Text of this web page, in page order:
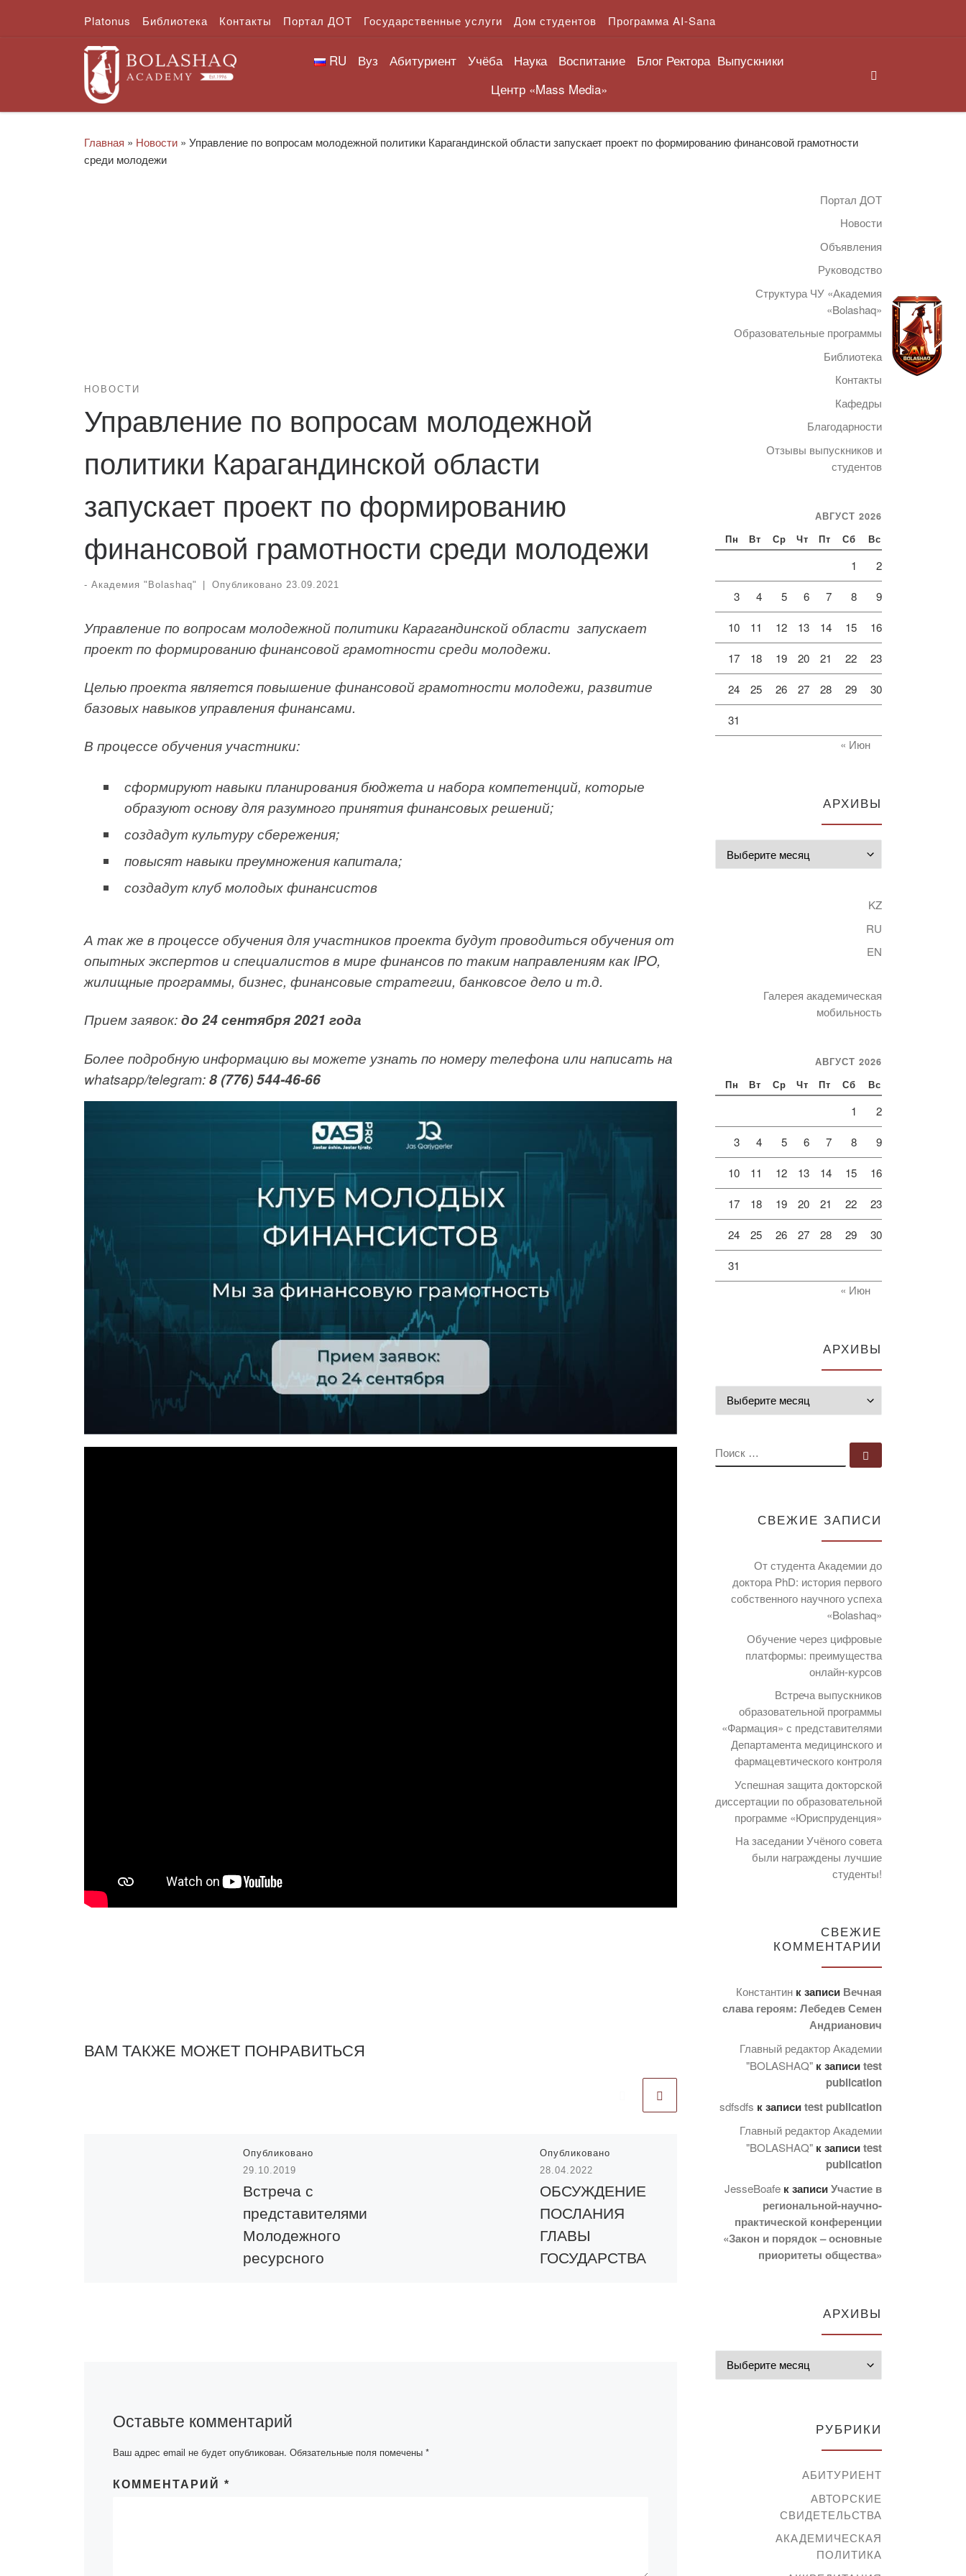
Перейти к содержимому
Platonus Библиотека Контакты Портал ДОТ Государственные услуги Дом студентов Программа AI-Sana
RU Вуз Абитуриент Учёба Наука Воспитание Блог Ректора Выпускники
Центр «Mass Media»
Главная » Новости » Управление по вопросам молодежной политики Карагандинской области запускает проект по формированию финансовой грамотности
среди молодежи
НОВОСТИ
Управление по вопросам молодежной
политики Карагандинской области
запускает проект по формированию
финансовой грамотности среди молодежи
- Академия "Bolashaq" Опубликовано 23.09.2021
Управление по вопросам молодежной политики Карагандинской области запускает
проект по формированию финансовой грамотности среди молодежи.
Целью проекта является повышение финансовой грамотности молодежи, развитие
базовых навыков управления финансами.
В процессе обучения участники:
сформируют навыки планирования бюджета и набора компетенций, которые
образуют основу для разумного принятия финансовых решений;
создадут культуру сбережения;
повысят навыки преумножения капитала;
создадут клуб молодых финансистов
А так же в процессе обучения для участников проекта будут проводиться обучения от
опытных экспертов и специалистов в мире финансов по таким направлениям как IPO,
жилищные программы, бизнес, финансовые стратегии, банковсое дело и т.д.
Прием заявок:до 24 сентября 2021 года
Более подробную информацию вы можете узнать по номеру телефона или написать на
whatsapp/telegram:8 (776) 544-46-66
ВАМ ТАКЖЕ МОЖЕТ ПОНРАВИТЬСЯ
Опубликовано
29.10.2019
Встреча с
представителями
Молодежного
ресурсного
«Bolashaq».В ходе
разъяснены Послания
Опубликовано
28.04.2022
ОБСУЖДЕНИЕ
ПОСЛАНИЯ
ГЛАВЫ
ГОСУДАРСТВА
Опубликовано
05.04.2023
Встреча
выпускников
2023 года,
обучающихся по
образовательном
у заказу, с
представителями
Министерства
науки и высшего
образования РК
25 апреля 2023 года в
10.00 ч. в Академии
«Bolashaq» (г. Караганда
Оставьте комментарий
Ваш адрес email не будет опубликован. Обязательные поля помечены *
КОММЕНТАРИЙ *
Портал ДОТ
Новости
Объявления
Руководство
Структура ЧУ «Академия
«Bolashaq»
Образовательные программы
Библиотека
Контакты
Кафедры
Благодарности
Отзывы выпускников и
студентов
АВГУСТ 2026
Пн Вт Ср Чт Пт Сб Вс
1 2
3 4 5 6 7 8 9
10 11 12 13 14 15 16
17 18 19 20 21 22 23
24 25 26 27 28 29 30
31
« Июн
АРХИВЫ
KZ
RU
EN
Галерея академическая
мобильность
АВГУСТ 2026
Пн Вт Ср Чт Пт Сб Вс
1 2
3 4 5 6 7 8 9
10 11 12 13 14 15 16
17 18 19 20 21 22 23
24 25 26 27 28 29 30
31
« Июн
АРХИВЫ
ПОИСК
СВЕЖИЕ ЗАПИСИ
От студента Академии до
доктора PhD: история первого
собственного научного успеха
«Bolashaq»
Обучение через цифровые
платформы: преимущества
онлайн-курсов
Встреча выпускников
образовательной программы
«Фармация» с представителями
Департамента медицинского и
фармацевтического контроля
Успешная защита докторской
диссертации по образовательной
программе «Юриспруденция»
На заседании Учёного совета
были награждены лучшие
студенты!
СВЕЖИЕ
КОММЕНТАРИИ
Константин к записи Вечная
слава героям: Лебедев Семен
Андрианович
Главный редактор Академии
"BOLASHAQ" к записиtest
publication
sdfsdfs к записиtest publication
Главный редактор Академии
"BOLASHAQ" к записиtest
publication
JesseBoafe к записиУчастие в
региональной-научно-
практической конференции
«Закон и порядок – основные
приоритеты общества»
АРХИВЫ
РУБРИКИ
АБИТУРИЕНТ
АВТОРСКИЕ
СВИДЕТЕЛЬСТВА
АКАДЕМИЧЕСКАЯ
ПОЛИТИКА
Telegram